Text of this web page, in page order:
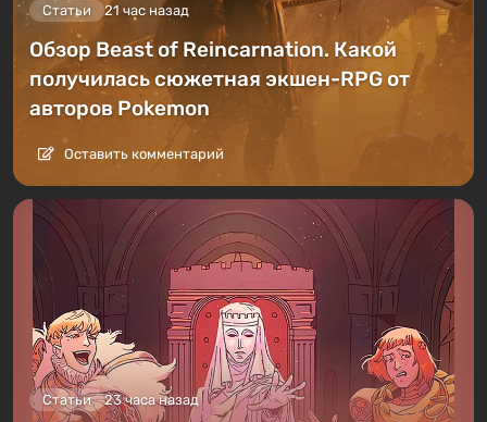
Статьи 21 час назад
Обзор Beast of Reincarnation. Какой
получилась сюжетная экшен-RPG от
авторов Pokemon
Оставить комментарий
Статьи 23 часа назад